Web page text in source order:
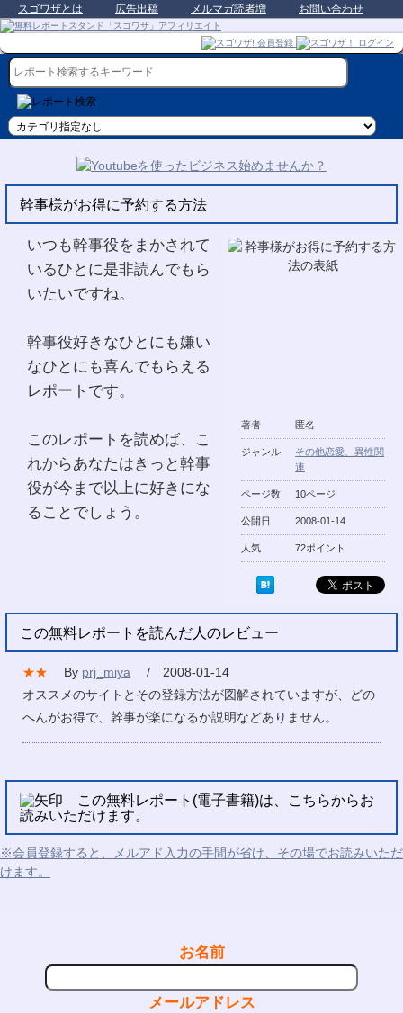
スゴワザとは 広告出稿 メルマガ読者増 お問い合わせ
幹事様がお得に予約する方法
著者 匿名
ジャンル
その他恋愛、異性関
連
ページ数 10ページ
公開日 2008-01-14
人気 72ポイント
いつも幹事役をまかされて
いるひとに是非読んでもら
いたいですね。
幹事役好きなひとにも嫌い
なひとにも喜んでもらえる
レポートです。
このレポートを読めば、こ
れからあなたはきっと幹事
役が今まで以上に好きにな
ることでしょう。
この無料レポートを読んだ人のレビュー
★★ By prj_miya
/ 2008-01-14
オススメのサイトとその登録方法が図解されていますが、どの
へんがお得で、幹事が楽になるか説明などありません。
この無料レポート(電子書籍)は、こちらからお
読みいただけます。
※会員登録すると、メルアド入力の手間が省け、その場でお読みいただ
けます。
お名前
メールアドレス